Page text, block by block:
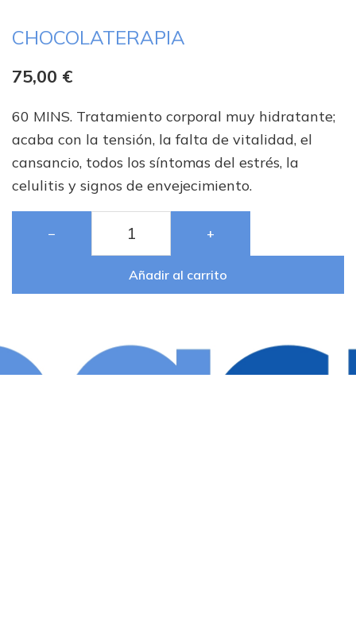
CHOCOLATERAPIA
75,00 €
60 MINS. Tratamiento corporal muy hidratante;
acaba con la tensión, la falta de vitalidad, el
cansancio, todos los síntomas del estrés, la
celulitis y signos de envejecimiento.
− +
Añadir al carrito